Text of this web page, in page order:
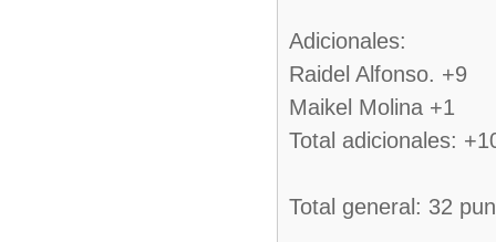
Adicionales:
Raidel Alfonso. +9
Maikel Molina +1
Total adicionales:
Total general: 32